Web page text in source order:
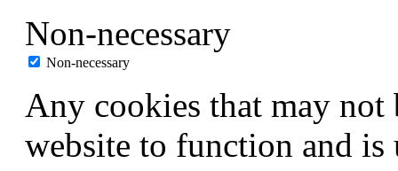
Non-necessary
Non-necessary
Any cookies that may not
website to function and